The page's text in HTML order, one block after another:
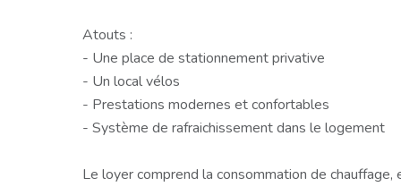
Atouts :
- Une place de stationnement privative
- Un local vélos
- Prestations modernes et confortables
- Système de rafraichissement dans le logement
Le loyer comprend la consommation de chauffage,